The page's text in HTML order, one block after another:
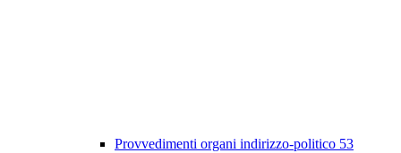
Provvedimenti organi indirizzo-politico 53